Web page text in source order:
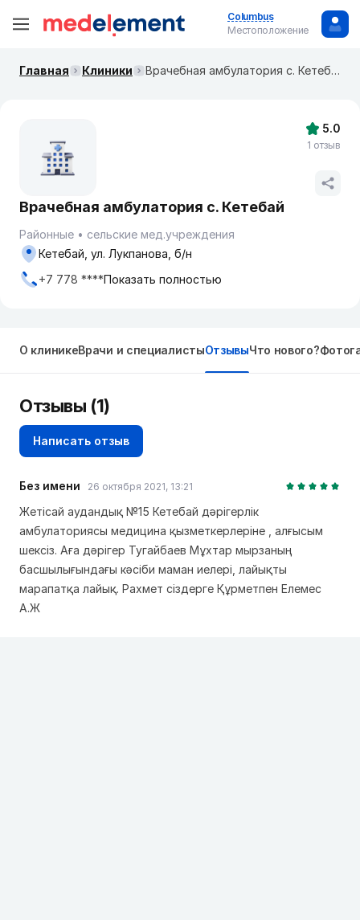
Columbus
Местоположение
Главная Клиники Врачебная амбулатория с. Кетебай
Врачебная амбулатория с. Кетебай
Районные
сельские мед.учреждения
Кетебай, ул. Лукпанова, б/н
+7 778 ****Показать полностью
5.0
1 отзыв
О клиникеВрачи и специалистыОтзывыЧто нового?
Отзывы (1)
Написать отзыв
Без имени 26 октября 2021, 13:21
Жетісай аудандық №15 Кетебай дәрігерлік
амбулаториясы медицина қызметкерлеріне , алғысым
шексіз. Аға дәрігер Тугайбаев Мұхтар мырзаның
басшылығындағы кәсіби маман иелері, лайықты
марапатқа лайық. Рахмет сіздерге Құрметпен Елемес
А.Ж